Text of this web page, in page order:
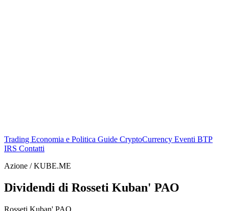
Trading Economia e Politica Guide CryptoCurrency Eventi BTP
IRS Contatti
Azione / KUBE.ME
Dividendi di Rosseti Kuban' PAO
Rosseti Kuban' PAO